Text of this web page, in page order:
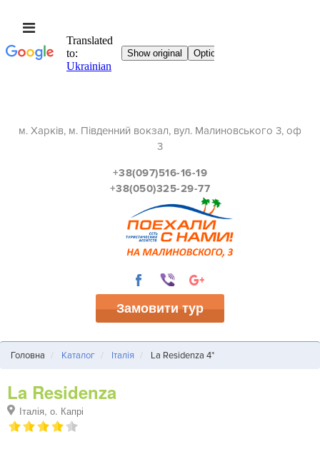
м. Харків, м. Південний вокзал, вул. Малиновського 3, оф
3
+38(097)516-16-19
+38(050)325-29-77
Замовити тур
Головна Каталог Італія La Residenza 4*
La Residenza
Італія, о. Капрі